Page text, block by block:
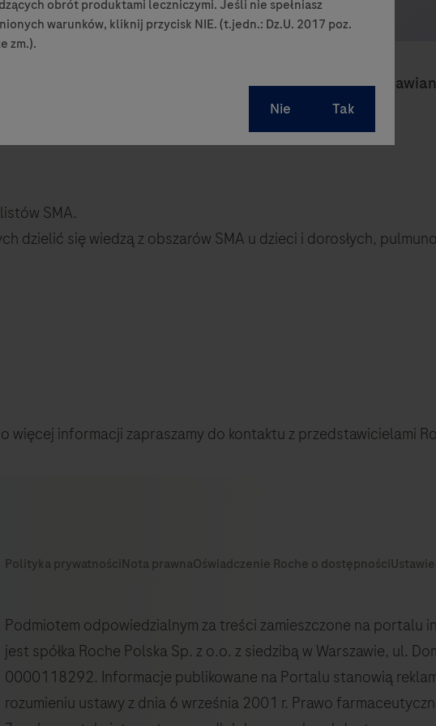
obrót produktami leczniczymi. Jeśli nie spełniasz
warunków, kliknij przycisk NIE. (t.jedn.: Dz.U. 2017 poz.
zm.).
lekarzom zajmującym się rdzeniowym zanikiem mięśni,
SMA.
dzielić się wiedzą z obszarów SMA u dzieci i dorosłych,
więcej informacji zapraszamy do kontaktu z przedstawicielami
Podmiotem odpowiedzialnym za treści zamieszczone na portalu
jest spółka Roche Polska Sp. z o.o. z siedzibą w Warszawie, ul.
0000118292. Informacje publikowane na Portalu stanowią
rozumieniu ustawy z dnia 6 września 2001 r. Prawo